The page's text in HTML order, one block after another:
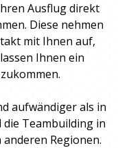
Ausflug direkt
Diese nehmen
mit Ihnen auf,
Ihnen ein
aufwändiger als in
die Teambuilding in
Regionen.